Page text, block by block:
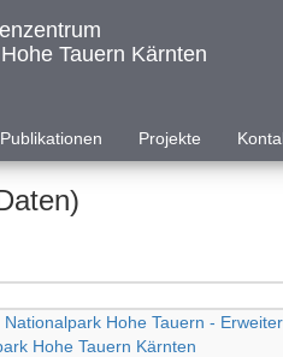
Tauern Kärnten
Publikationen Projekte
Hohe Tauern -
Hohe Tauern Kärnten